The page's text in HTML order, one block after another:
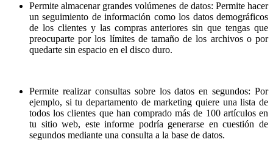
Permite almacenar grandes volúmenes de datos: Permite hacer
un seguimiento de información como los datos demográficos
de los clientes y las compras anteriores sin que tengas que
preocuparte por los límites de tamaño de los archivos o por
quedarte sin espacio en el disco duro.
Permite realizar consultas sobre los datos en segundos: Por
ejemplo, si tu departamento de marketing quiere una lista de
todos los clientes que han comprado más de 100 artículos en
tu sitio web, este informe podría generarse en cuestión de
segundos mediante una consulta a la base de datos.